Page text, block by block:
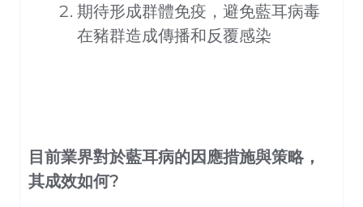
期待形成群體免疫，避免藍耳病毒
在豬群造成傳播和反覆感染
目前業界對於藍耳病的因應措施與策略，
其成效如何?